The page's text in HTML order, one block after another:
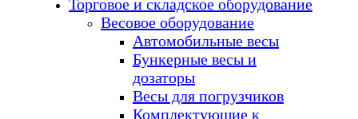
Торговое и складское оборудование
Весовое оборудование
Автомобильные весы
Бункерные весы и
дозаторы
Весы для погрузчиков
Комплектующие к